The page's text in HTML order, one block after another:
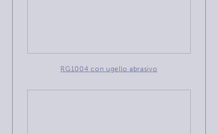
RG1004 con ugello abrasivo